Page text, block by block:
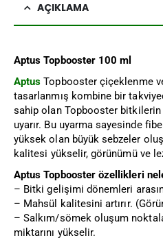
AÇIKLAMA
Aptus Topbooster 100 ml
Aptus Topbooster çiçeklenme
tasarlanmış kombine bir
sahip olan Topbooster
uyarır. Bu uyarma sayesinde
yüksek olan büyük sebzeler
kalitesi yükselir, görünümü ve
Aptus Topbooster özellikleri
– Bitki gelişimi dönemleri
– Mahsül kalitesini artırır.
– Salkım/sömek oluşum
miktarını yükselir.